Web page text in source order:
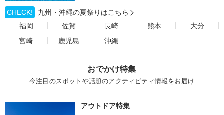
CHECK!
九州・沖縄の夏祭りはこちら
福岡
佐賀 長崎 熊本
大分
宮崎
鹿児島 沖縄
おでかけ特集
今注目のスポットや話題のアクティビティ情報をお届け
アウトドア特集